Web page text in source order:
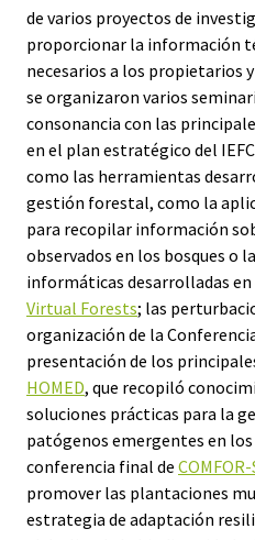
de varios proyectos de
proporcionar la información
necesarios a los propietarios
se organizaron varios
consonancia con las
en el plan estratégico del
como las herramientas
gestión forestal, como la
para recopilar información
observados en los bosques o
informáticas desarrolladas
Virtual Forests; las
organización de la
presentación de los
HOMED, que recopiló
soluciones prácticas para la
patógenos emergentes en
conferencia final de COMFOR-
promover las plantaciones
estrategia de adaptación